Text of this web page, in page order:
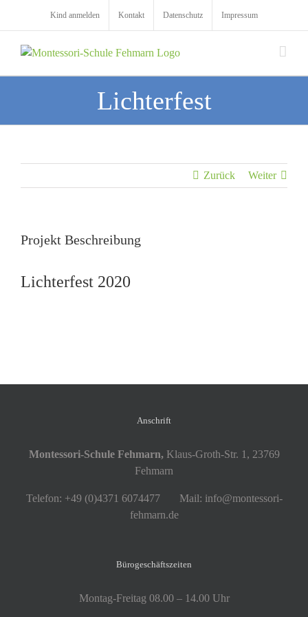
Kind anmelden Kontakt Datenschutz Impressum
Lichterfest
Zurück Weiter
Projekt Beschreibung
Lichterfest 2020
Anschrift
Montessori-Schule Fehmarn, Klaus-Groth-Str. 1, 23769
Fehmarn
Telefon: +49 (0)4371 6074477 Mail: info@montessori-
fehmarn.de
Bürogeschäftszeiten
Montag-Freitag 08.00 – 14.00 Uhr